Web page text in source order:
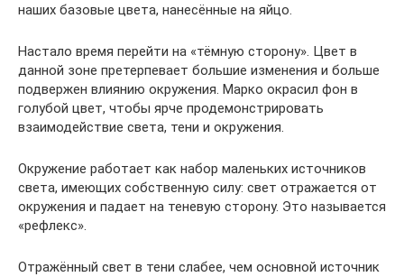
наших базовые цвета, нанесённые на яйцо.
Настало время перейти на «тёмную сторону». Цвет в
данной зоне претерпевает большие изменения и больше
подвержен влиянию окружения. Марко окрасил фон в
голубой цвет, чтобы ярче продемонстрировать
взаимодействие света, тени и окружения.
Окружение работает как набор маленьких источников
света, имеющих собственную силу: свет отражается от
окружения и падает на теневую сторону. Это называется
«рефлекс».
Отражённый свет в тени слабее, чем основной источник